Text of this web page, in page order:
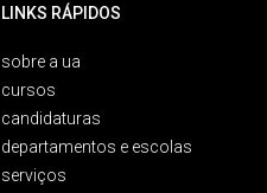
LINKS RÁPIDOS
sobre a ua
cursos
candidaturas
departamentos e escolas
serviços